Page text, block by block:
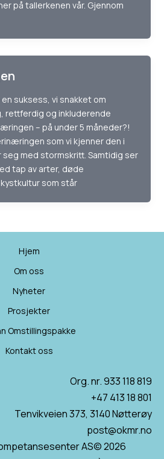
på tallerkenen vår. Gjennom
suksess, vi snakket om
rettferdig og inkluderende
– på under 5 måneder?!
som vi kjenner den i
med stormskritt. Samtidig ser
tap av arter, døde
som står
Hjem
Om oss
Nyheter
Prosjekter
Omstillingspakke
Kontakt oss
Org. nr. 933 118 819
+47 413 18 801
Tenvikveien 373, 3140 Nøtterøy
post@okmr.no
AS© 2026